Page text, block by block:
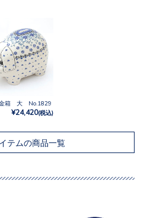
金箱 大 No.1829
¥24,420(税込)
テムの商品一覧